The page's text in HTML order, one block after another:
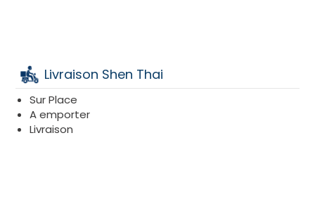
Livraison Shen Thai
Sur Place
A emporter
Livraison